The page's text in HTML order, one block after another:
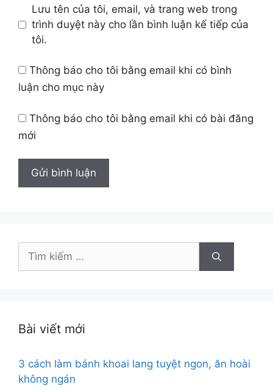
Lưu tên của tôi, email, và trang web trong
trình duyệt này cho lần bình luận kế tiếp của
tôi.
Thông báo cho tôi bằng email khi có bình
luận cho mục này
Thông báo cho tôi bằng email khi có bài đăng
mới
Tìm
Bài viết mới
3 cách làm bánh khoai lang tuyệt ngon, ăn hoài
không ngán